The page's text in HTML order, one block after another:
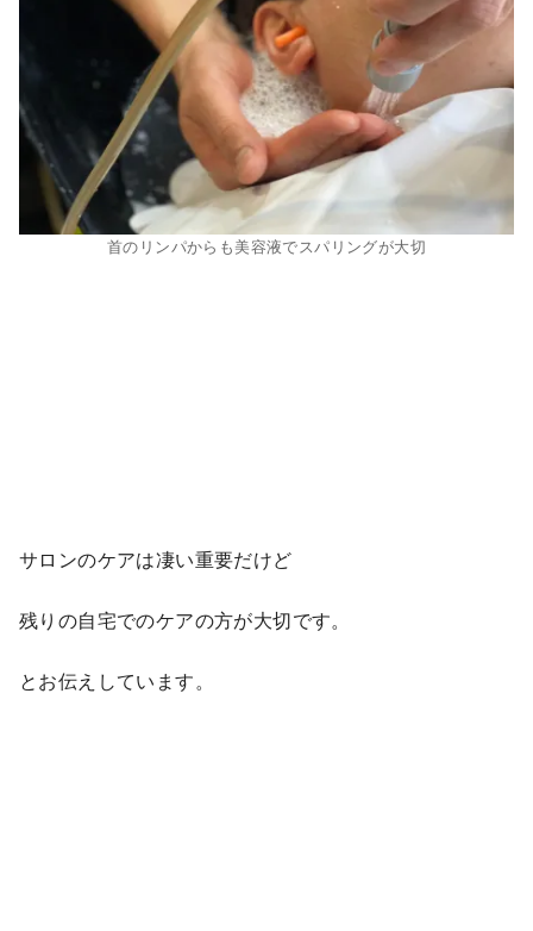
首のリンパからも美容液でスパリングが大切
サロンのケアは凄い重要だけど
残りの自宅でのケアの方が大切です。
とお伝えしています。